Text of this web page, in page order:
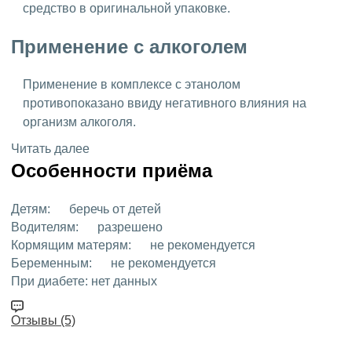
средство в оригинальной упаковке.
Применение с алкоголем
Применение в комплексе с этанолом
противопоказано ввиду негативного влияния на
организм алкоголя.
Читать далее
Особенности приёма
Детям:
беречь от детей
Водителям:
разрешено
Кормящим матерям:
не рекомендуется
Беременным:
не рекомендуется
При диабете: нет данных
Отзывы (5)